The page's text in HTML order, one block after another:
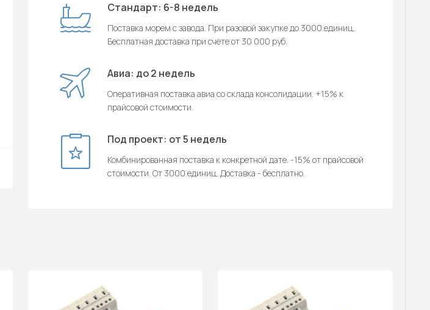
Стандарт: 6-8 недель
Поставка морем с завода. При разовой закупке до 3000 единиц.
Бесплатная доставка при счете от 30 000 руб.
Авиа: до 2 недель
Оперативная поставка авиа со склада консолидации. +15% к
прайсовой стоимости.
Под проект: от 5 недель
Комбинированная поставка к конкретной дате. -15% от прайсовой
стоимости. От 3000 единиц. Доставка - бесплатно.